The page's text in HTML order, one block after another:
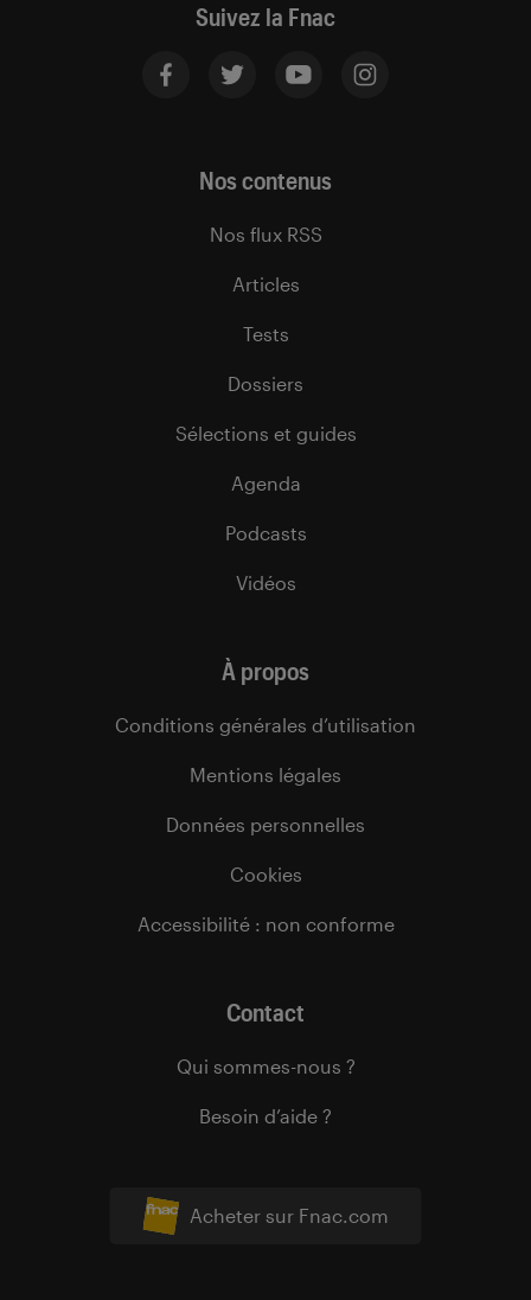
Suivez la Fnac
Acheter sur Fnac.com
Nos contenus
Nos flux RSS
Articles
Tests
Dossiers
Sélections et guides
Agenda
Podcasts
Vidéos
À propos
Conditions générales d’utilisation
Mentions légales
Données personnelles
Cookies
Accessibilité : non conforme
Contact
Qui sommes-nous ?
Besoin d’aide ?